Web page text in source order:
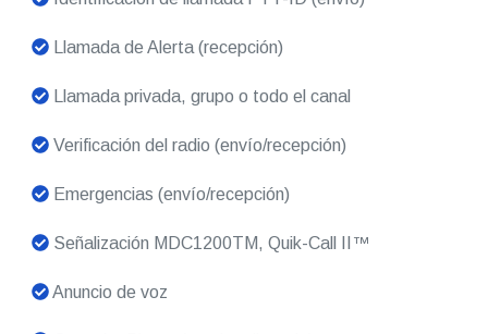
Llamada de Alerta (recepción)
Llamada privada, grupo o todo el canal
Verificación del radio (envío/recepción)
Emergencias (envío/recepción)
Señalización MDC1200TM, Quik-Call II™
Anuncio de voz